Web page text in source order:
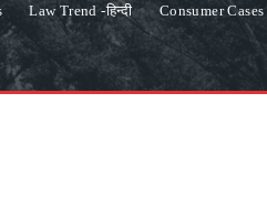
Law Trend -हिन्दी Consumer Cases